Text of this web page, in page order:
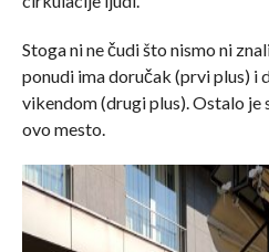
Stoga ni ne čudi što nismo ni
ponudi ima doručak (prvi plus) i
vikendom (drugi plus). Ostalo je
ovo mesto.